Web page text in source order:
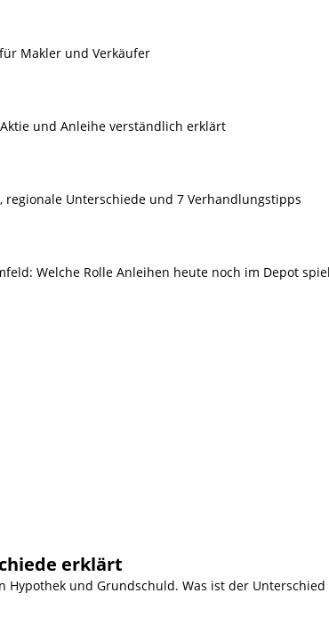
Makler und Verkäufer
und Anleihe verständlich erklärt
regionale Unterschiede und 7 Verhandlungstipps
Welche Rolle Anleihen heute noch im Depot
erklärt
Hypothek und Grundschuld. Was ist der